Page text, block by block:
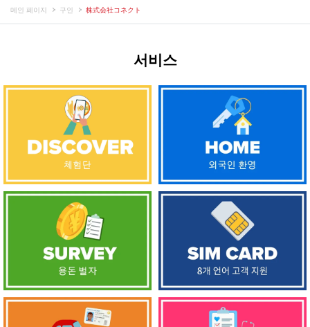
메인 페이지 구인 株式会社コネクト
서비스